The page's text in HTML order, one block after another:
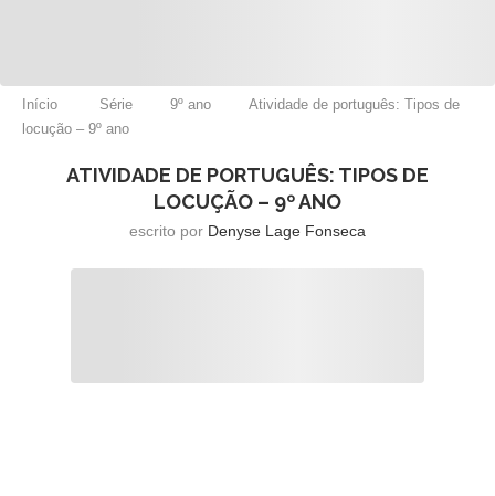
Início Série 9º ano
Atividade de português: Tipos de
locução – 9º ano
ATIVIDADE DE PORTUGUÊS: TIPOS DE
LOCUÇÃO – 9º ANO
escrito por Denyse Lage Fonseca